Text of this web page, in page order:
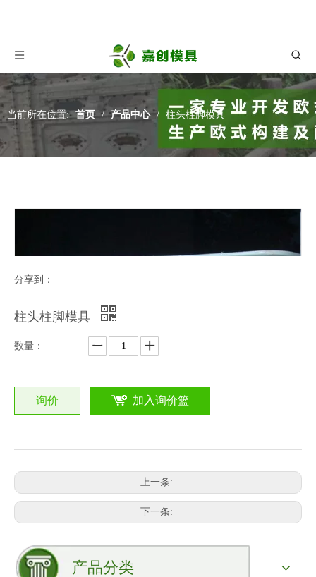
当前所在位置: 首页 / 产品中心 / 柱头柱脚模具
分享到：
柱头柱脚模具
数量：
询价 加入询价篮
上一条:
下一条:
产品分类